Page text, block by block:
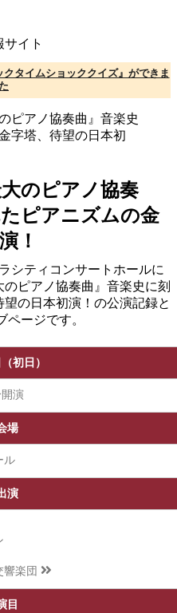
イト
タイムショッククイズ』ができま
のピアノ協奏
ピアニズムの金
！
シティコンサートホールに
ピアノ協奏曲』音楽史に刻
の日本初演！の公演記録と
ページです。
初日）
演
場
ル
演
響楽団
目